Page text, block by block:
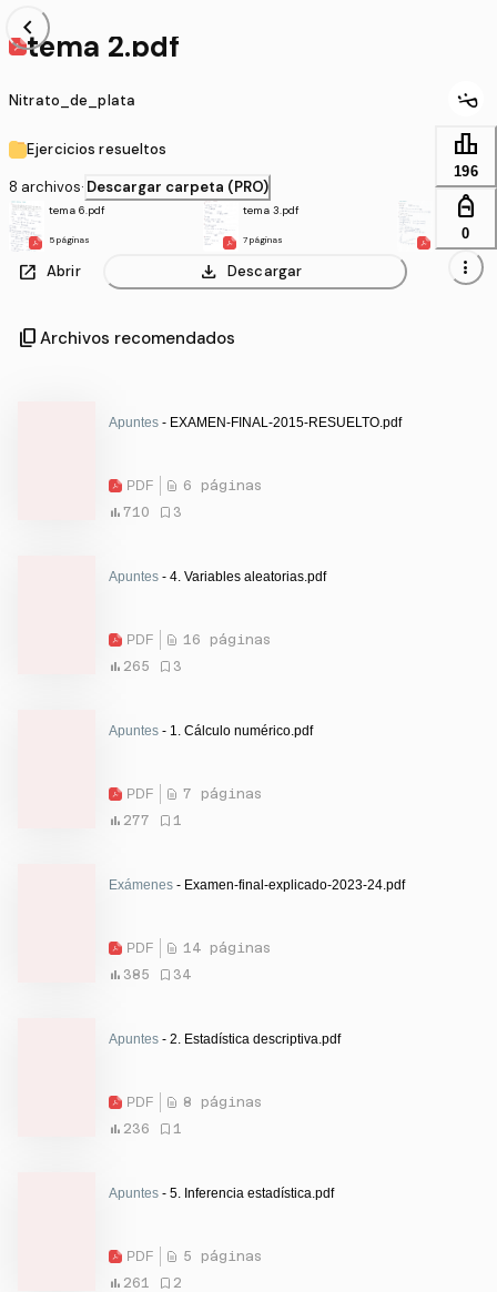
chevron_left
tema 2.pdf
Nitrato_de_plata
Ejercicios resueltos
8 archivos· Descargar carpeta (PRO)
tema 6.pdf
5 páginas
tema 3.pdf
7 páginas
tema 4.pdf
11 páginas
open_in_new Abrir download Descargar
leaderboard
196
personal_bag
0
more_vert
content_copy Archivos recomendados
Apuntes - EXAMEN-FINAL-2015-RESUELTO.pdf
PDF
6 páginas
710
3
Apuntes - 4. Variables aleatorias.pdf
PDF
16 páginas
265
3
Apuntes - 1. Cálculo numérico.pdf
PDF
7 páginas
277
1
Exámenes - Examen-final-explicado-2023-24.pdf
PDF
14 páginas
385
34
Apuntes - 2. Estadística descriptiva.pdf
PDF
8 páginas
236
1
Apuntes - 5. Inferencia estadística.pdf
PDF
5 páginas
261
2